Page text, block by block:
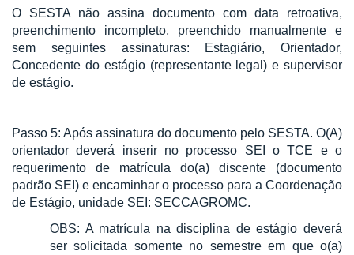
O SESTA não assina documento com data retroativa,
preenchimento incompleto, preenchido manualmente e
sem seguintes assinaturas: Estagiário, Orientador,
Concedente do estágio (representante legal) e supervisor
de estágio.
Passo 5: Após assinatura do documento pelo SESTA. O(A)
orientador deverá inserir no processo SEI o TCE e o
requerimento de matrícula do(a) discente (documento
padrão SEI) e encaminhar o processo para a Coordenação
de Estágio, unidade SEI: SECCAGROMC.
OBS: A matrícula na disciplina de estágio deverá
ser solicitada somente no semestre em que o(a)